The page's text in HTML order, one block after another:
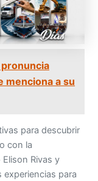
menciona a su
para descubrir
con la
Rivas y
experiencias para